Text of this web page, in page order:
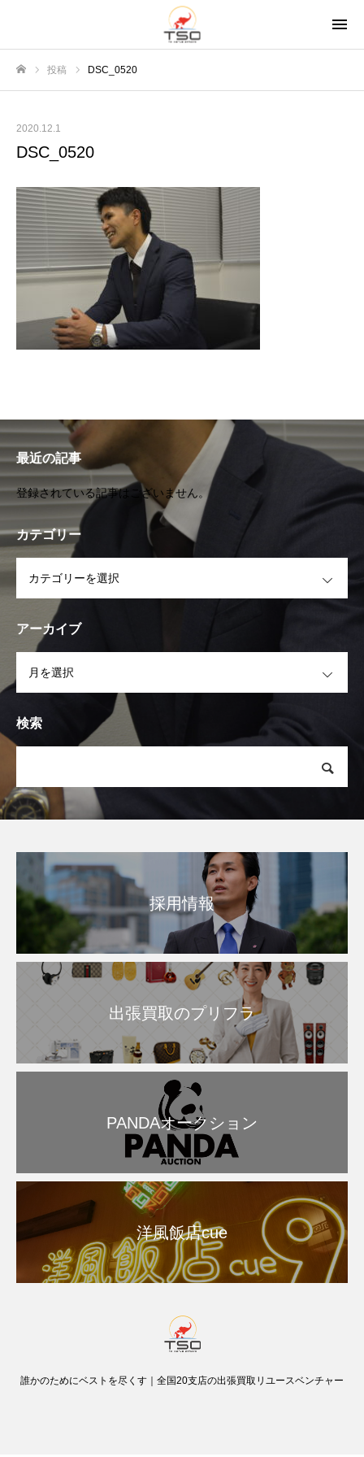
投稿 DSC_0520
2020.12.1
DSC_0520
最近の記事
登録されている記事はございません。
カテゴリー
アーカイブ
検索
採用情報
出張買取のプリフラ
PANDAオークション
洋風飯店cue
誰かのためにベストを尽くす｜全国20支店の出張買取リユースベンチャー